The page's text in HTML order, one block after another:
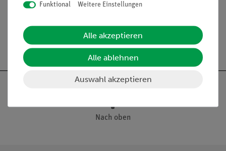
Nach oben
Funktional Weitere Einstellungen
Alle akzeptieren
Alle ablehnen
Auswahl akzeptieren